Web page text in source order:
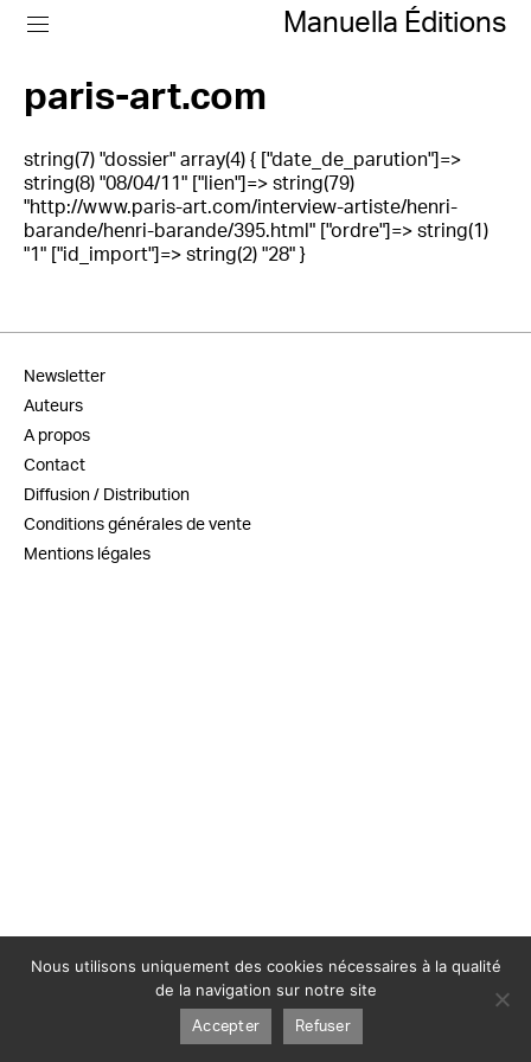
Manuella Éditions
paris-art.com
string(7) "dossier" array(4) { ["date_de_parution"]=>
string(8) "08/04/11" ["lien"]=> string(79)
"http://www.paris-art.com/interview-artiste/henri-
barande/henri-barande/395.html" ["ordre"]=> string(1)
"1" ["id_import"]=> string(2) "28" }
Newsletter
Auteurs
A propos
Contact
Diffusion / Distribution
Conditions générales de vente
Mentions légales
Nous utilisons uniquement des cookies nécessaires à la qualité
de la navigation sur notre site
Accepter Refuser